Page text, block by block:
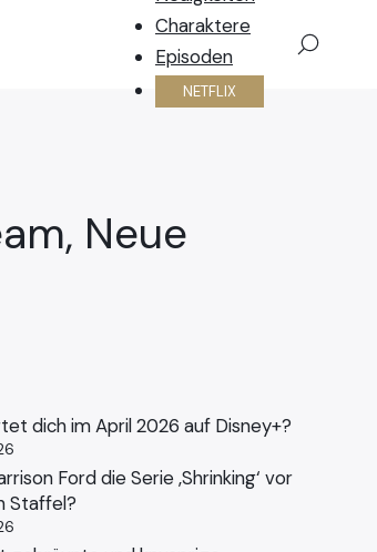
Neue
dich im April 2026 auf Disney+?
Ford die Serie ‚Shrinking‘ vor
Staffel?
Charaktere
Episoden
NETFLIX